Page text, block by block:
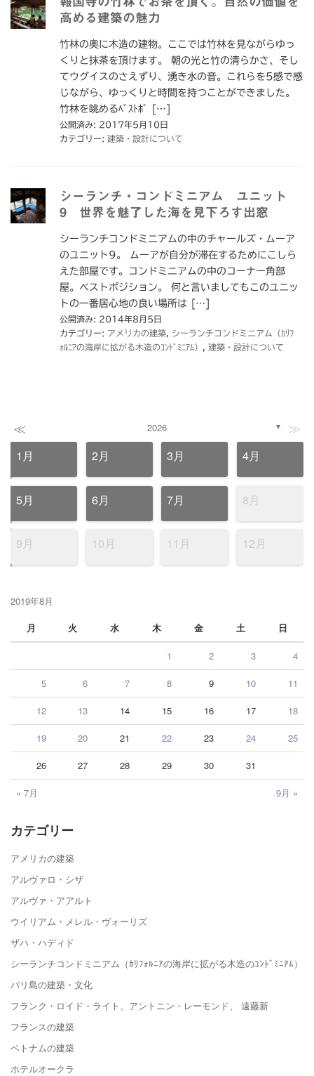
高める建築の魅力
竹林の奥に木造の建物。ここでは竹林を見ながらゆっ
くりと抹茶を頂けます。 朝の光と竹の清らかさ、そし
てウグイスのさえずり、湧き水の音。これらを5感で感
じながら、ゆっくりと時間を持つことができました。
竹林を眺めるﾍﾞｽﾄﾎﾞ […]
公開済み: 2017年5月10日
カテゴリー: 建築・設計について
シーランチ・コンドミニアム ユニット
9 世界を魅了した海を見下ろす出窓
シーランチコンドミニアムの中のチャールズ・ムーア
のユニット9。 ムーアが自分が滞在するためにこしら
えた部屋です。コンドミニアムの中のコーナー角部
屋。ベストポジション。 何と言いましてもこのユニッ
トの一番居心地の良い場所は […]
公開済み: 2014年8月5日
カテゴリー: アメリカの建築
シーランチコンドミニアム（ｶﾘﾌ
ｫﾙﾆｱの海岸に拡がる木造のｺﾝﾄﾞﾐﾆｱﾑ）
建築・設計について
≪ 2026 ▼ ≫
1月 2月 3月 4月
5月 6月 7月 8月
9月 10月 11月 12月
2019年8月
月
火 水 木 金 土 日
« 7月 9月 »
1 2 3 4
5 6 7 8 9 10 11
12 13 14 15 16 17 18
19 20 21 22 23 24 25
26 27 28 29 30 31
カテゴリー
アメリカの建築
アルヴァロ・シザ
アルヴァ・アアルト
ウイリアム・メレル・ヴォーリズ
ザハ・ハディド
シーランチコンドミニアム（ｶﾘﾌｫﾙﾆｱの海岸に拡がる木造のｺﾝﾄﾞﾐﾆｱﾑ）
バリ島の建築・文化
フランク・ロイド・ライト、アントニン・レーモンド、 遠藤新
フランスの建築
ベトナムの建築
ホテルオークラ